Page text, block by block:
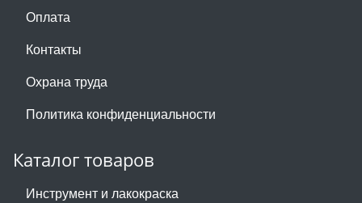
Оплата
Контакты
Охрана труда
Политика конфиденциальности
Каталог товаров
Инструмент и лакокраска